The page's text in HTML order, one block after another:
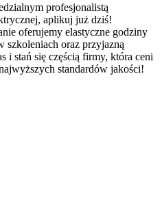
profesjonalistą
aplikuj już dziś!
oferujemy elastyczne godziny
szkoleniach oraz przyjazną
i stań się częścią firmy, która ceni
standardów jakości!